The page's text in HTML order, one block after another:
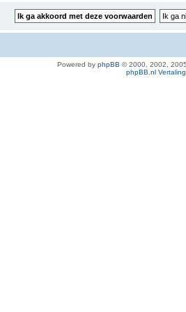
Powered by phpBB © 2000, 2002,
phpBB.nl Vertaling